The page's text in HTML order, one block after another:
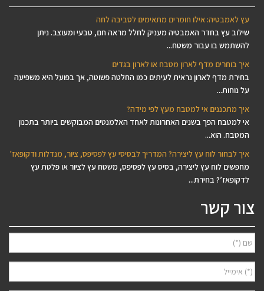
עץ לאמבטיה: אילו חומרים מתאימים לסביבה לחה
שילוב עץ בחדר האמבטיה מעניק לחלל מראה חם, טבעי ומעוצב. ניתן
להשתמש בו עבור משטח...
איך בוחרים מדף לארון מטבח או לארון בגדים
בחירת מדף לארון נראית לעיתים כמו החלטה פשוטה, אך בפועל היא משפיעה
על נוחות...
איך מתכננים אי למטבח מעץ לפי מידה?
אי למטבח הפך בשנים האחרונות לאחד האלמנטים המבוקשים ביותר בתכנון
המטבח. הוא...
איך לבחור לוח עץ ליצירה? המדריך לבסיסי עץ לפסיפס, ציור, מנדלות ודקופאז'
מחפשים לוח עץ ליצירה, בסיס עץ לפסיפס, משטח עץ לציור או פלטת עץ
לדקופאז’? בחירת...
צור קשר